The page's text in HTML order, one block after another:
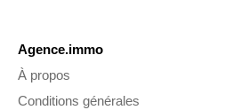
Agence.immo
À propos
Conditions générales